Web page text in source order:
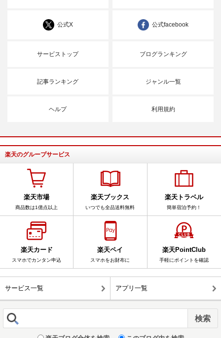
公式X 公式facebook
サービストップ ブログランキング
記事ランキング ジャンル一覧
ヘルプ 利用規約
楽天のグループサービス
楽天市場
商品数は1億点以上
楽天ブックス
いつでも全品送料無料
楽天トラベル
簡単宿泊予約！
楽天カード
スマホでカンタン申込
楽天ペイ
スマホをお財布に
楽天PointClub
手軽にポイントを確認
サービス一覧 アプリ一覧